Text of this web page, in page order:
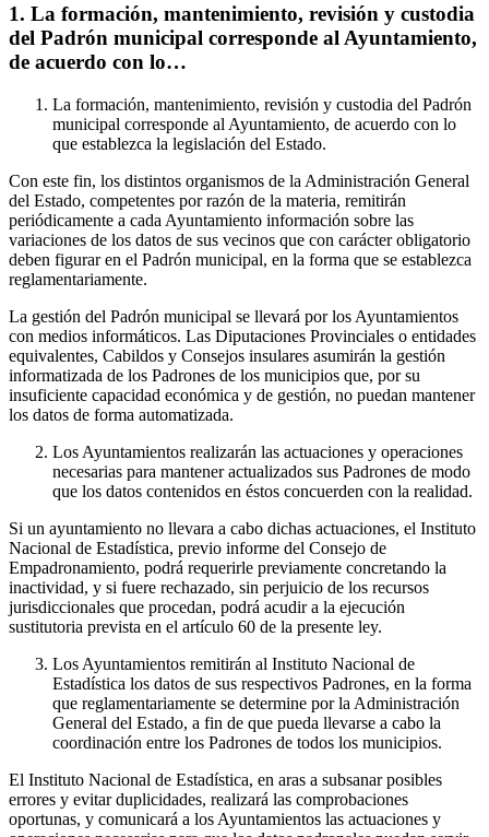
1. La formación, mantenimiento, revisión y custodia
del Padrón municipal corresponde al Ayuntamiento,
de acuerdo con lo…
La formación, mantenimiento, revisión y custodia del Padrón
municipal corresponde al Ayuntamiento, de acuerdo con lo
que establezca la legislación del Estado.
Con este fin, los distintos organismos de la Administración General
del Estado, competentes por razón de la materia, remitirán
periódicamente a cada Ayuntamiento información sobre las
variaciones de los datos de sus vecinos que con carácter obligatorio
deben figurar en el Padrón municipal, en la forma que se establezca
reglamentariamente.
La gestión del Padrón municipal se llevará por los Ayuntamientos
con medios informáticos. Las Diputaciones Provinciales o entidades
equivalentes, Cabildos y Consejos insulares asumirán la gestión
informatizada de los Padrones de los municipios que, por su
insuficiente capacidad económica y de gestión, no puedan mantener
los datos de forma automatizada.
Los Ayuntamientos realizarán las actuaciones y operaciones
necesarias para mantener actualizados sus Padrones de modo
que los datos contenidos en éstos concuerden con la realidad.
Si un ayuntamiento no llevara a cabo dichas actuaciones, el Instituto
Nacional de Estadística, previo informe del Consejo de
Empadronamiento, podrá requerirle previamente concretando la
inactividad, y si fuere rechazado, sin perjuicio de los recursos
jurisdiccionales que procedan, podrá acudir a la ejecución
sustitutoria prevista en el artículo 60 de la presente ley.
Los Ayuntamientos remitirán al Instituto Nacional de
Estadística los datos de sus respectivos Padrones, en la forma
que reglamentariamente se determine por la Administración
General del Estado, a fin de que pueda llevarse a cabo la
coordinación entre los Padrones de todos los municipios.
El Instituto Nacional de Estadística, en aras a subsanar posibles
errores y evitar duplicidades, realizará las comprobaciones
oportunas, y comunicará a los Ayuntamientos las actuaciones y